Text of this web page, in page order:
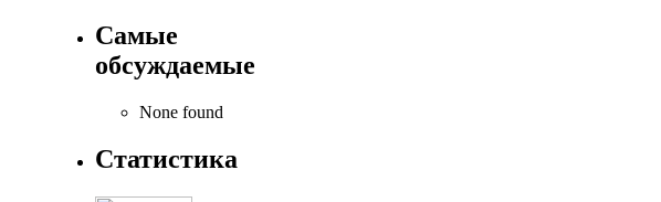
Самые
обсуждаемые
None found
Статистика